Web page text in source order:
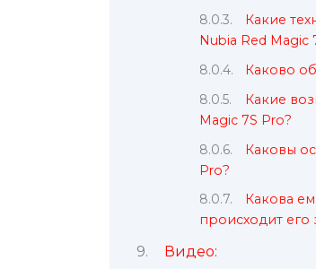
Какие
Nubia Red Magic
Каково
Какие
Magic 7S Pro?
Каковы
Pro?
Какова
происходит его
Видео: